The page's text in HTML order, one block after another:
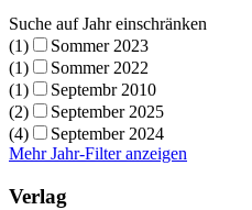
Suche auf Jahr einschränken
(1)
Sommer 2023
(1)
Sommer 2022
(1)
Septembr 2010
(2)
September 2025
(4)
September 2024
Mehr Jahr-Filter anzeigen
Verlag